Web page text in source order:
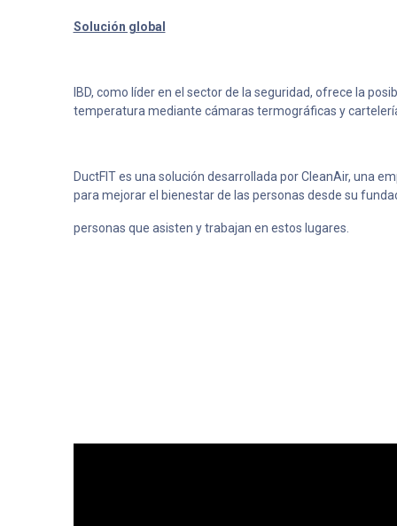
Solución global
IBD, como líder en el sector de la seguridad, ofrece la
temperatura mediante cámaras termográficas y
DuctFIT es una solución desarrollada por CleanAir, una
para mejorar el bienestar de las personas desde su
personas que asisten y trabajan en estos lugares.